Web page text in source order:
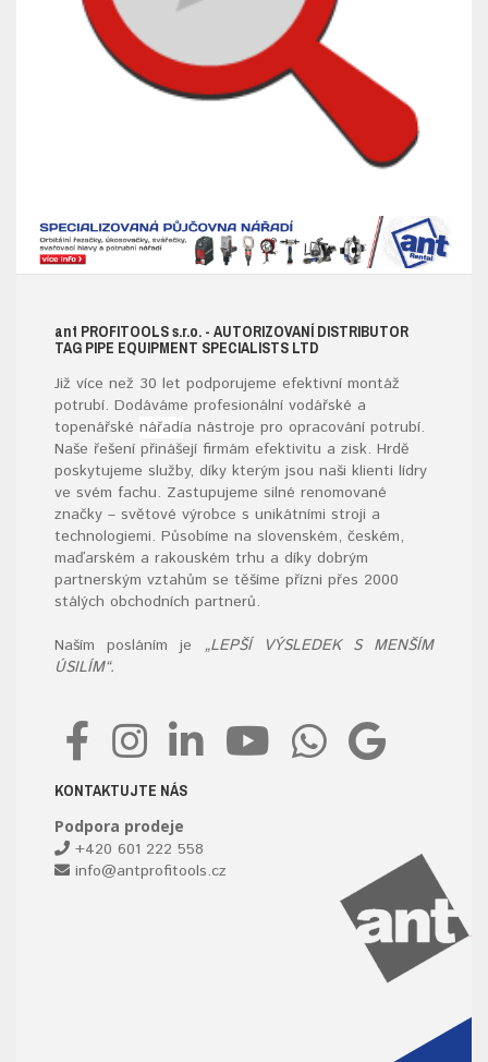
ant PROFITOOLSs.r.o. - AUTORIZOVANÍ DISTRIBUTOR
TAG PIPE EQUIPMENT SPECIALISTS LTD
Již více než 30 let podporujeme efektivní montáž
potrubí. Dodáváme profesionální vodářské a
topenářské nářadía nástroje pro opracování potrubí.
Naše řešení přinášejí firmám efektivitu a zisk. Hrdě
poskytujeme služby, díky kterým jsou naši klienti lídry
ve svém fachu. Zastupujeme silné renomované
značky – světové výrobce s unikátními stroji a
technologiemi. Působíme na slovenském, českém,
maďarském a rakouském trhu a díky dobrým
partnerským vztahům se těšíme přízni přes 2000
stálých obchodních partnerů.
Naším posláním je „LEPŠÍ VÝSLEDEK S MENŠÍM
ÚSILÍM“.
KONTAKTUJTE NÁS
Podpora prodeje
+420 601 222 558
info@antprofitools.cz